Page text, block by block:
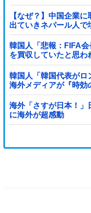
【なぜ？】中国企業
出ていきネパール人で
韓国人「悲報：FIFA
を買収していたと思
国の反応
韓国人「韓国代表がロ
海外メディアが『時効
り得る』と報道！」
海外「さすが日本！」
に海外が超感動